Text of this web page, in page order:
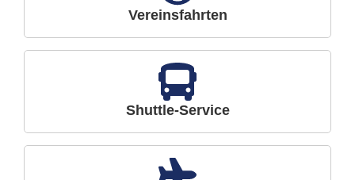
Vereinsfahrten
Shuttle-Service